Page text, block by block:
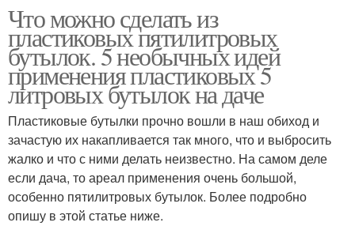
Что можно сделать из
пластиковых пятилитровых
бутылок. 5 необычных идей
применения пластиковых 5
литровых бутылок на даче
Пластиковые бутылки прочно вошли в наш обиход и
зачастую их накапливается так много, что и выбросить
жалко и что с ними делать неизвестно. На самом деле
если дача, то ареал применения очень большой,
особенно пятилитровых бутылок. Более подробно
опишу в этой статье ниже.